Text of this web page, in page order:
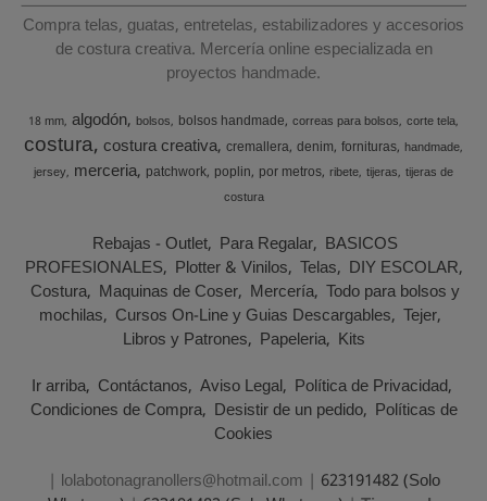
Compra telas, guatas, entretelas, estabilizadores y accesorios
de costura creativa. Mercería online especializada en
proyectos handmade.
18 mm algodón bolsos bolsos handmade correas para bolsos corte tela
costura costura creativa cremallera denim fornituras handmade
jersey merceria patchwork poplin por metros ribete tijeras tijeras de
costura
Rebajas - Outlet Para Regalar BASICOS
PROFESIONALES Plotter & Vinilos Telas DIY ESCOLAR
Costura Maquinas de Coser Mercería Todo para bolsos y
mochilas Cursos On-Line y Guias Descargables Tejer
Libros y Patrones Papeleria Kits
Ir arriba Contáctanos Aviso Legal Política de Privacidad
Condiciones de Compra Desistir de un pedido Políticas de
Cookies
| lolabotonagranollers@hotmail.com | 623191482 (Solo